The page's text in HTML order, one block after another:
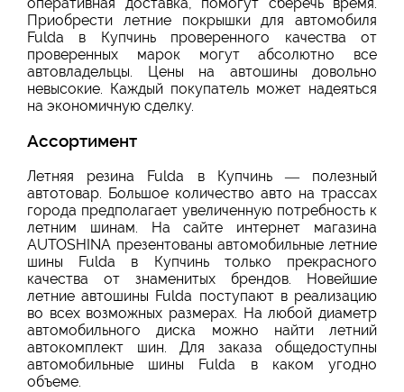
Приобрести летние покрышки для автомобиля
Fulda в Купчинь проверенного качества от
проверенных марок могут абсолютно все
автовладельцы. Цены на автошины довольно
невысокие. Каждый покупатель может надеяться
на экономичную сделку.
Ассортимент
Летняя резина Fulda в Купчинь — полезный
автотовар. Большое количество авто на трассах
города предполагает увеличенную потребность к
летним шинам. На сайте интернет магазина
AUTOSHINA презентованы автомобильные летние
шины Fulda в Купчинь только прекрасного
качества от знаменитых брендов. Новейшие
летние автошины Fulda поступают в реализацию
во всех возможных размерах. На любой диаметр
автомобильного диска можно найти летний
автокомплект шин. Для заказа общедоступны
автомобильные шины Fulda в каком угодно
объеме.